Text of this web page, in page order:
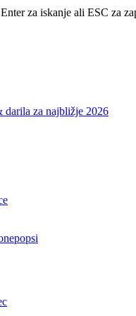
za iskanje ali ESC za
darila za najbližje 2026